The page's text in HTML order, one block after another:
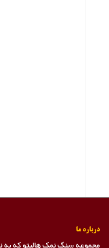
درباره ما
مجموعه سنگ نمک هالیتو که